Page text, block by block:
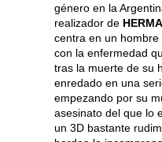
género en la
realizador de
centra en un
con la enfermedad
tras la muerte de su
enredado en una
empezando por su
asesinato del que lo
un 3D bastante